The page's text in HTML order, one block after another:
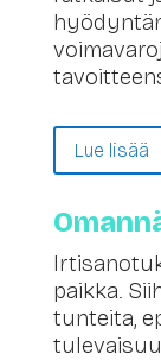
Lue lisää
paikka.
tunteita,